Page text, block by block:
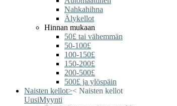
Nahkahihna
Älykellot
Hinnan mukaan
50£ tai vähemmän
50-100£
100-150£
150-200£
200-500£
500£ ja ylöspäin
Naisten kellot>< Naisten kellot
UusiMyynti